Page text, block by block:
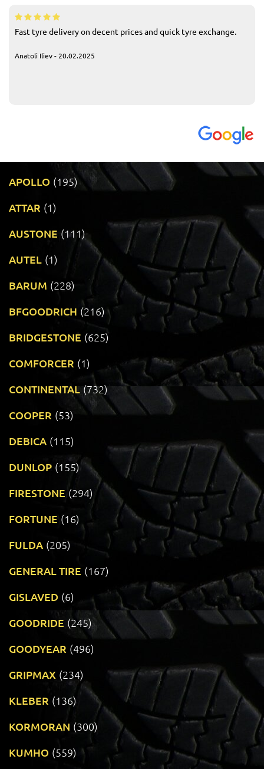
Fast tyre delivery on decent prices and quick tyre exchange.
Anatoli Iliev - 20.02.2025
APOLLO (195)
ATTAR (1)
AUSTONE (111)
AUTEL (1)
BARUM (228)
BFGOODRICH (216)
BRIDGESTONE (625)
COMFORCER (1)
CONTINENTAL (732)
COOPER (53)
DEBICA (115)
DUNLOP (155)
FIRESTONE (294)
FORTUNE (16)
FULDA (205)
GENERAL TIRE (167)
GISLAVED (6)
GOODRIDE (245)
GOODYEAR (496)
GRIPMAX (234)
KLEBER (136)
KORMORAN (300)
KUMHO (559)